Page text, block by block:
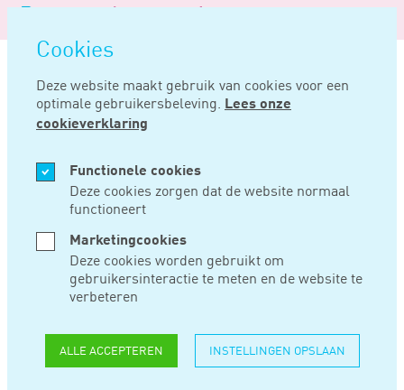
overslaan
Cookies
Deze website maakt gebruik van cookies voor een
optimale gebruikersbeleving. Lees onze
cookieverklaring
Functionele cookies
Deze cookies zorgen dat de website normaal
functioneert
Marketingcookies
Deze cookies worden gebruikt om
gebruikersinteractie te meten en de website te
verbeteren
ALLE ACCEPTEREN INSTELLINGEN OPSLAAN
Logo
Noord
Negentig
Home Nieuws
MRT 12, 2024
LAGERE
ENERGIEPRIJZEN
LEIDEN TOT LAGERE
TEK-SUBSIDIES